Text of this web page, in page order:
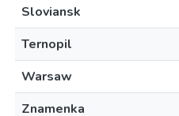
Sloviansk
Ternopil
Warsaw
Znamenka